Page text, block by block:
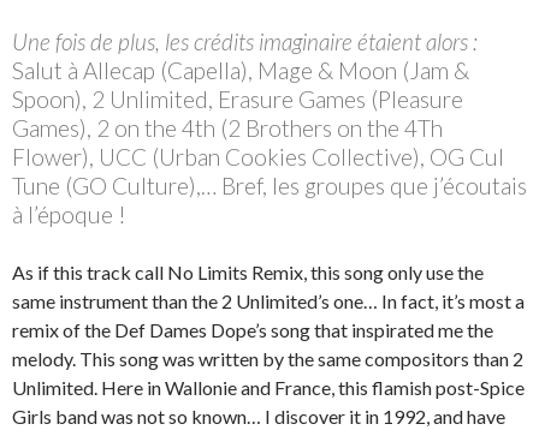
Une fois de plus, les crédits imaginaire étaient alors :
Salut à Allecap (Capella), Mage & Moon (Jam &
Spoon), 2 Unlimited, Erasure Games (Pleasure
Games), 2 on the 4th (2 Brothers on the 4Th
Flower), UCC (Urban Cookies Collective), OG Cul
Tune (GO Culture),… Bref, les groupes que j’écoutais
à l’époque !
As if this track call No Limits Remix, this song only use the
same instrument than the 2 Unlimited’s one… In fact, it’s most a
remix of the Def Dames Dope’s song that inspirated me the
melody. This song was written by the same compositors than 2
Unlimited. Here in Wallonie and France, this flamish post-Spice
Girls band was not so known… I discover it in 1992, and have